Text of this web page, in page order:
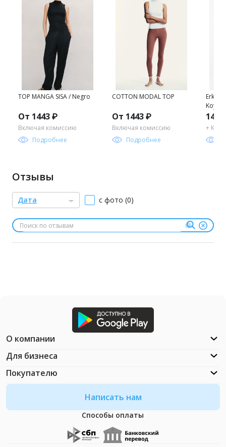
TOP MANGA SISA / Negro
От 1443 ₽
Включая комиссию
Подробнее
COTTON MODAL TOP
От 1443 ₽
Включая комиссию
Подробнее
Erkek
Koyu
1469
+
Отзывы
Дата с фото (0)
Написать нам
Способы оплаты
О компании
Для бизнеса
Покупателю